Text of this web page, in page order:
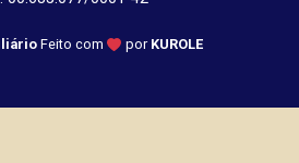
Feito com por KUROLE